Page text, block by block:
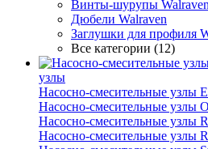
Винты-шурупы
Дюбели Walraven
Заглушки для профиля
Все категории (12)
узлы
Насосно-смесительные узлы
Насосно-смесительные узлы
Насосно-смесительные узлы
Насосно-смесительные узлы